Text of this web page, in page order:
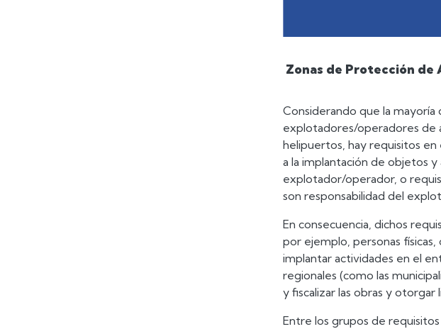
Zonas de Protección
Considerando que la mayoría
explotadores/operadores de
helipuertos, hay requisitos
a la implantación de objetos
explotador/operador, o
son responsabilidad del
En consecuencia, dichos
por ejemplo, personas
implantar actividades en el
regionales (como las
y fiscalizar las obras y otorgar
Entre los grupos de